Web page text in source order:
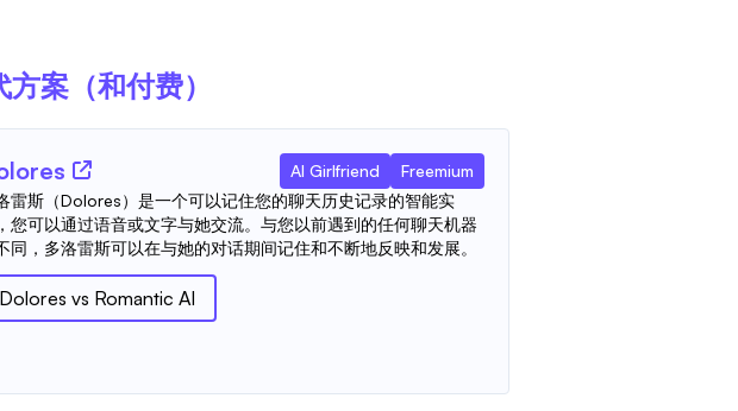
方案（和付费）
AI Girlfriend
Freemium
雷斯（Dolores）是一个可以记住您的聊天历史记录的智能实
您可以通过语音或文字与她交流。与您以前遇到的任何聊天机器
同，多洛雷斯可以在与她的对话期间记住和不断地反映和发展。
Dolores vs Romantic AI